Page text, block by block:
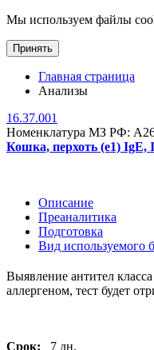
Мы используем файлы
Принять
Главная страница
Анализы
16.37.001
Номенклатура МЗ РФ:
Кошка, перхоть (e1) IgE,
Описание
Преаналитика
Подготовка
Вид используемого
Выявление антител
аллергеном, тест будет
Срок:
7 дн.